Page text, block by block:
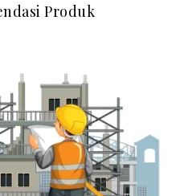
Produk